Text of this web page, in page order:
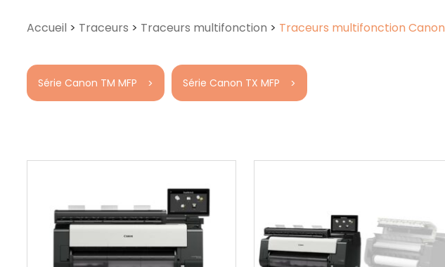
Accueil > Traceurs > Traceurs multifonction > Traceurs multifonction Canon
Série Canon TM MFP Série Canon TX MFP